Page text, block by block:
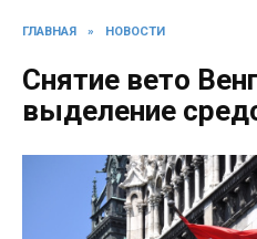
ГЛАВНАЯ » НОВОСТИ
Снятие вето
выделение